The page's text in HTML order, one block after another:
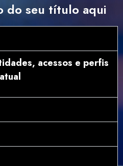
do seu título aqui
acessos e perfis